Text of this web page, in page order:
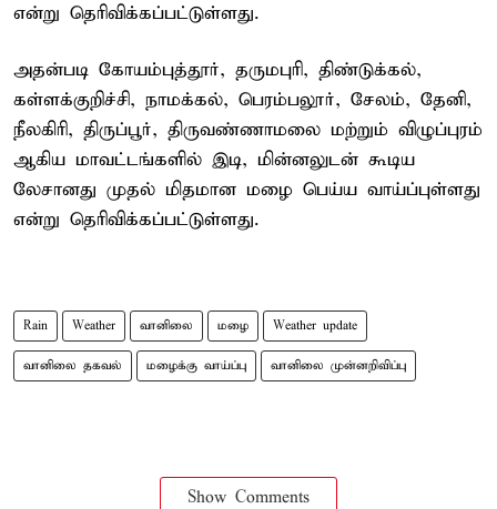
என்று தெரிவிக்கப்பட்டுள்ளது.
அதன்படி கோயம்புத்தூர், தருமபுரி, திண்டுக்கல்,
கள்ளக்குறிச்சி, நாமக்கல், பெரம்பலூர், சேலம், தேனி,
நீலகிரி, திருப்பூர், திருவண்ணாமலை மற்றும் விழுப்புரம்
ஆகிய மாவட்டங்களில் இடி, மின்னலுடன் கூடிய
லேசானது முதல் மிதமான மழை பெய்ய வாய்ப்புள்ளது
என்று தெரிவிக்கப்பட்டுள்ளது.
Rain Weather வானிலை மழை Weather update
வானிலை தகவல் மழைக்கு வாய்ப்பு வானிலை முன்னறிவிப்பு
Show Comments